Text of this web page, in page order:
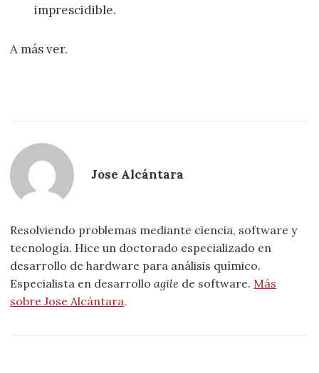
imprescidible.
A más ver.
Jose Alcántara
Resolviendo problemas mediante ciencia, software y
tecnología. Hice un doctorado especializado en
desarrollo de hardware para análisis químico.
Especialista en desarrolloagile de software. Más
sobre Jose Alcántara.